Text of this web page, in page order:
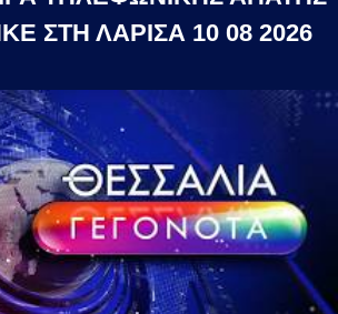
ΣΤΗ ΛΑΡΙΣΑ 10 08 2026